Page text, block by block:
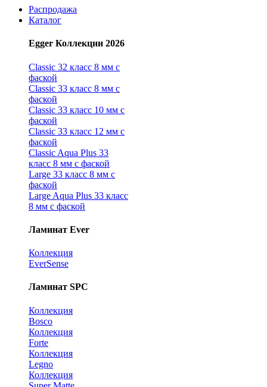
Распродажа
Каталог
Egger Коллекции 2026
Classic 32 класс 8 мм с
фаской
Classic 33 класс 8 мм с
фаской
Classic 33 класс 10 мм с
фаской
Classic 33 класс 12 мм с
фаской
Classic Aqua Plus 33
класс 8 мм с фаской
Large 33 класс 8 мм с
фаской
Large Aqua Plus 33 класс
8 мм с фаской
Ламинат Ever
Коллекция
EverSense
Ламинат SPC
Коллекция
Bosco
Коллекция
Forte
Коллекция
Legno
Коллекция